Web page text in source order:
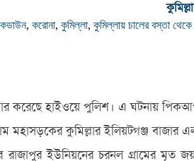
, করোনা, কুমিল্লা, কুমিল্লায় চালের বস্তা
করেছে হাইওয়ে পুলিশ। এ ঘটনায়
মহাসড়কের কুমিল্লার ইলিয়টগঞ্জ
ইউনিয়নের চরনল গ্রামের মৃত